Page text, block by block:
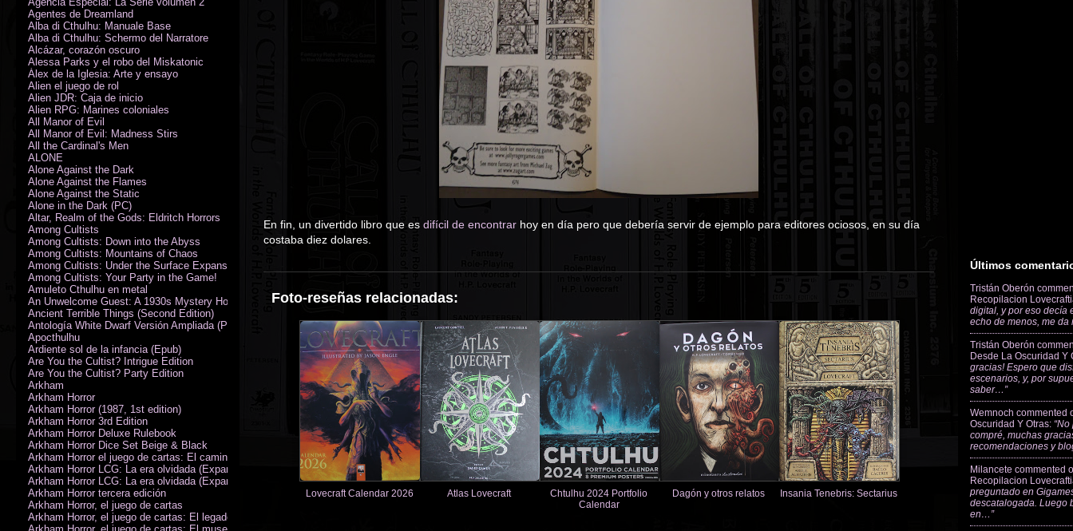
En fin, un divertido libro que es difícil de encontrar hoy en día pero que debería servir de ejemplo para editores ociosos, en su día
costaba diez dolares.
Foto-reseñas relacionadas:
Lovecraft Calendar 2026 Atlas Lovecraft
Chtulhu 2024 Portfolio
Calendar
Dagón y otros relatos Insania Tenebris: Sectarius
Agentes de Dreamland
Alba di Cthulhu: Manuale Base
Alba di Cthulhu: Schermo del Narratore
Alcázar, corazón oscuro
Alessa Parks y el robo del Miskatonic
Álex de la Iglesia: Arte y ensayo
Alien el juego de rol
Alien JDR: Caja de inicio
Alien RPG: Marines coloniales
All Manor of Evil
All Manor of Evil: Madness Stirs
All the Cardinal's Men
ALONE
Alone Against the Dark
Alone Against the Flames
Alone Against the Static
Alone in the Dark (PC)
Altar, Realm of the Gods: Eldritch Horrors
Among Cultists
Among Cultists: Down into the Abyss
Among Cultists: Mountains of Chaos
Among Cultists: Under the Surface Expansion
Among Cultists: Your Party in the Game!
Amuleto Cthulhu en metal
An Unwelcome Guest: A 1930s Mystery Horror Adventure RPG
Ancient Terrible Things (Second Edition)
Antología White Dwarf Versión Ampliada (PDF)
Apocthulhu
Ardiente sol de la infancia (Epub)
Are You the Cultist? Intrigue Edition
Are You the Cultist? Party Edition
Arkham
Arkham Horror
Arkham Horror (1987, 1st edition)
Arkham Horror 3rd Edition
Arkham Horror Deluxe Rulebook
Arkham Horror Dice Set Beige & Black
Arkham Horror el juego de cartas: El camino a Carcosa - Exp. campaña
Arkham Horror LCG: La era olvidada (Expansión de campaña)
Arkham Horror LCG: La era olvidada (Expansión de investigadores)
Arkham Horror tercera edición
Arkham Horror, el juego de cartas
Arkham Horror, el juego de cartas: El legado de Dunwich expansión
Últimos
Tristán Oberón
Recopilacion
digital, y por eso decía
echo de menos, me
Tristán Oberón
Desde La Oscuridad Y
gracias! Espero que
escenarios, y, por
saber…”
Wemnoch commented
Oscuridad Y Otras:
compré, muchas
recomendaciones y
Milancete commented
Recopilacion
preguntado en
descatalogada. Luego
en…”